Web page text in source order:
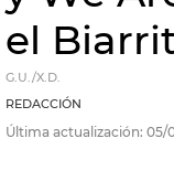
el
G.U./X.D.
REDACCIÓN
Última actualización: 05/